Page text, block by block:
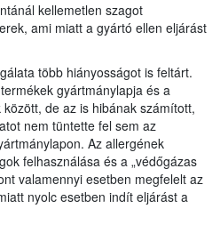
kellemetlen szagot
ami miatt a gyártó ellen eljárást
több hiányosságot is feltárt.
gyártmánylapja és a
de az is hibának számított,
nem tüntette fel sem az
Az allergének
felhasználása és a „védőgázas
valamennyi esetben megfelelt az
nyolc esetben indít eljárást a